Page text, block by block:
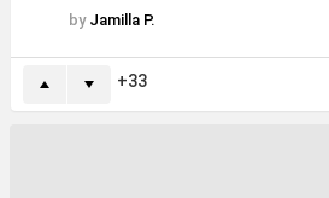
by Jamilla P.
33